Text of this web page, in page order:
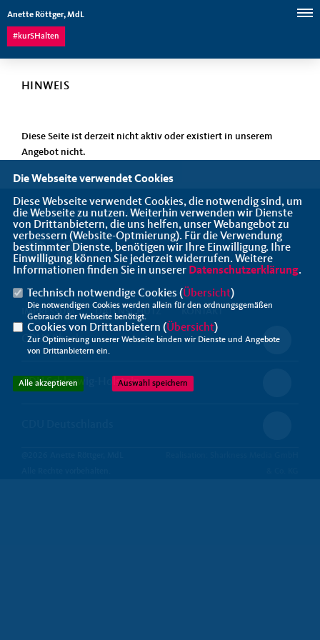
Anette Röttger, MdL
#kurSHalten
HINWEIS
Diese Seite ist derzeit nicht aktiv oder existiert in unserem
Angebot nicht.
Ihre CDU-Abgeordnete für den Wahlkreis Lübeck
IMPRESSUM DATENSCHUTZ
CDU Lübeck
CDU Schleswig-Holstein
Die Webseite verwendet Cookies
Diese Webseite verwendet Cookies, die notwendig sind, um
die Webseite zu nutzen. Weiterhin verwenden wir Dienste
von Drittanbietern, die uns helfen, unser Webangebot zu
verbessern (Website-Optmierung). Für die Verwendung
bestimmter Dienste, benötigen wir Ihre Einwilligung. Ihre
Einwilligung können Sie jederzeit widerrufen. Weitere
Informationen finden Sie in unserer Datenschutzerklärung.
Technisch notwendige Cookies (Übersicht)
Die notwendigen Cookies werden allein für den ordnungsgemäßen
Gebrauch der Webseite benötigt.
Cookies von Drittanbietern (Übersicht)
Zur Optimierung unserer Webseite binden wir Dienste und Angebote
von Drittanbietern ein.
Alle akzeptieren Auswahl speichern